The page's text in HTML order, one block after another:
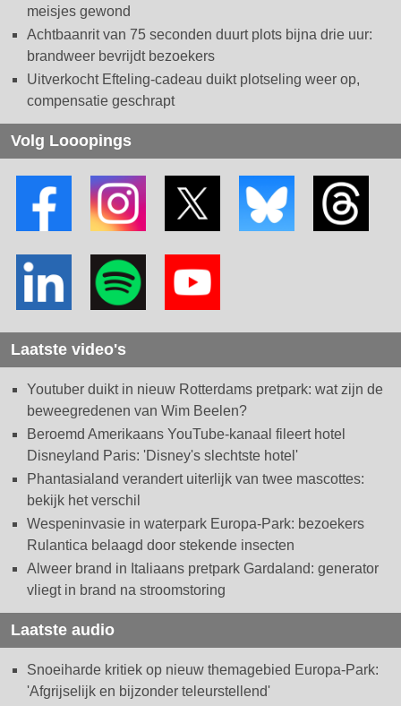
meisjes gewond
Achtbaanrit van 75 seconden duurt plots bijna drie uur:
brandweer bevrijdt bezoekers
Uitverkocht Efteling-cadeau duikt plotseling weer op,
compensatie geschrapt
Volg Looopings
Laatste video's
Youtuber duikt in nieuw Rotterdams pretpark: wat zijn de
beweegredenen van Wim Beelen?
Beroemd Amerikaans YouTube-kanaal fileert hotel
Disneyland Paris: 'Disney's slechtste hotel'
Phantasialand verandert uiterlijk van twee mascottes:
bekijk het verschil
Wespeninvasie in waterpark Europa-Park: bezoekers
Rulantica belaagd door stekende insecten
Alweer brand in Italiaans pretpark Gardaland: generator
vliegt in brand na stroomstoring
Laatste audio
Snoeiharde kritiek op nieuw themagebied Europa-Park:
'Afgrijselijk en bijzonder teleurstellend'